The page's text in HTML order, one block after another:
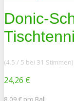
Donic-
(4.5 / 5 bei 31 Stimmen)
24,26 €
8,09 € pro Ball